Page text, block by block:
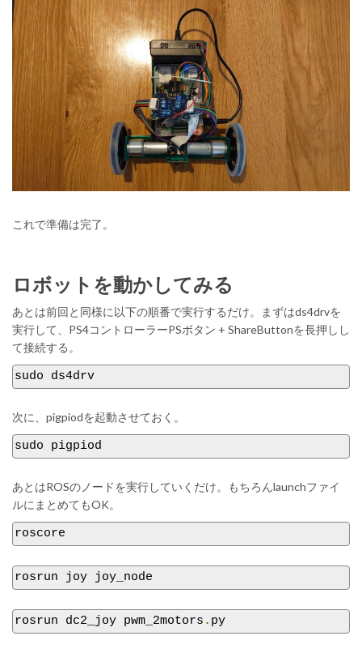
これで準備は完了。
ロボットを動かしてみる
あとは前回と同様に以下の順番で実行するだけ。まずはds4drvを
実行して、PS4コントローラーPSボタン + ShareButtonを長押しし
て接続する。
sudo ds4drv
次に、pigpiodを起動させておく。
sudo pigpiod
あとはROSのノードを実行していくだけ。もちろんlaunchファイ
ルにまとめてもOK。
roscore
rosrun joy joy_node
rosrun dc2_joy pwm_2motors . py